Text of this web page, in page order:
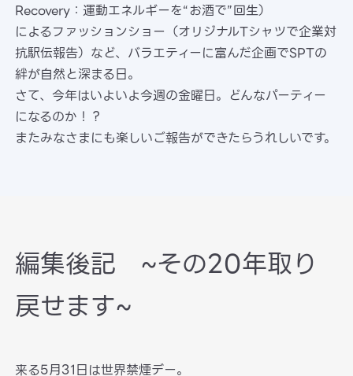
Recovery：運動エネルギーを“お酒で”回生）
によるファッションショー（オリジナルTシャツで企業対
抗駅伝報告）など、バラエティーに富んだ企画でSPTの
絆が自然と深まる日。
さて、今年はいよいよ今週の金曜日。どんなパーティー
になるのか！？
またみなさまにも楽しいご報告ができたらうれしいです。
編集後記 ~その20年取り
戻せます~
来る5月31日は世界禁煙デー。